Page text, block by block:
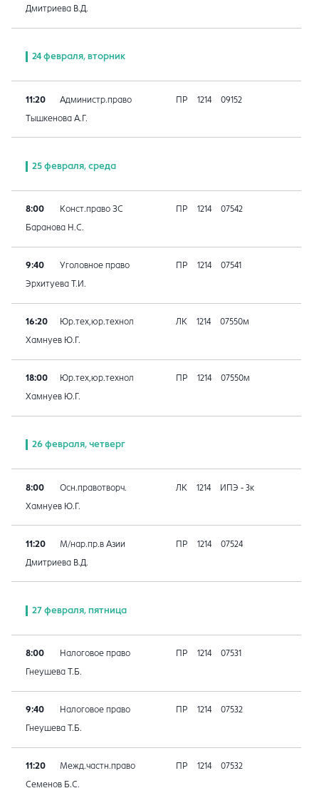
Дмитриева В.Д.
24 февраля, вторник
11:20 Администр.право ПР 1214 09152
Тышкенова А.Г.
25 февраля, среда
8:00 Конст.право ЗС ПР 1214 07542
Баранова Н.С.
9:40 Уголовное право ПР 1214 07541
Эрхитуева Т.И.
16:20 Юр.тех,юр.технол ЛК 1214 07550м
Хамнуев Ю.Г.
18:00 Юр.тех,юр.технол ПР 1214 07550м
Хамнуев Ю.Г.
26 февраля, четверг
8:00 Осн.правотворч. ЛК 1214 ИПЭ - 3к
Хамнуев Ю.Г.
11:20 М/нар.пр.в Азии ПР 1214 07524
Дмитриева В.Д.
27 февраля, пятница
8:00 Налоговое право ПР 1214 07531
Гнеушева Т.Б.
9:40 Налоговое право ПР 1214 07532
Гнеушева Т.Б.
11:20 Межд.частн.право ПР 1214 07532
Семенов Б.С.